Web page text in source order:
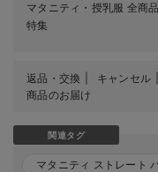
マタニティ・授乳服 全商品
特集
返品・交換 キャンセル
商品のお届け
関連タグ
マタニティ ストレート